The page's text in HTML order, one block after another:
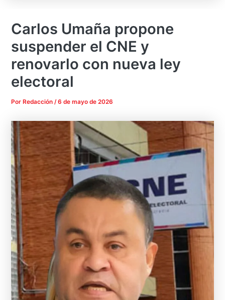
Carlos Umaña propone
suspender el CNE y
renovarlo con nueva ley
electoral
Por Redacción/6 de mayo de 2026